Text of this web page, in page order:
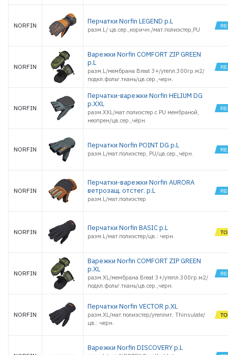
Поплавки
силиконовые
силиконовые
Принадлежности
Рекламные товары
Санки
Спасжилеты
Сторожки, кивки,
шестики
Сумки, Рюкзаки,
Удочки зимние
Чехлы и Тубусы
NORFIN Перчатки Norfin LEGEND р.L
разм.L/ цв.сер.,коричн./мат.полиэстер,PU
NORFIN
Варежки Norfin COMFORT ZIP GREEN
р.L
разм.L/мембрана Breat 3+/утепл.300гр.м2/
подкл.фольг.ткань/цв.сер.,черн.
NORFIN
Перчатки-варежки Norfin HELIUM DG
р.XXL
разм.XXL/мат.полиэстер с PU мембраной,
неопрен/цв.сер.,чёрн.
NORFIN Перчатки Norfin POINT DG р.L
разм.L/мат.полиэстер, PU/цв.сер.,чёрн.
NORFIN
Перчатки-варежки Norfin AURORA
ветрозащ. отстег. р.L
разм.L/мат.полиэстер
NORFIN Перчатки Norfin BASIC р.L
разм.L/мат.полиэстер/цв.: черн.
NORFIN
Варежки Norfin COMFORT ZIP GREEN
р.XL
разм.XL/мембрана Breat 3+/утепл.300гр.м2/
подкл.фольг.ткань/цв.сер.,черн.
NORFIN
Перчатки Norfin VECTOR р.XL
разм.XL/мат.полиэстер/утеплит. Thinsulate/
цв.: черн.
Варежки Norfin DISCOVERY р.L